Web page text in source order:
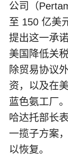
公司（
至 150 亿美
提出这一承
美国降低关
除贸易协议
资，以及在
蓝色氨工厂。
哈达托部长
一揽子方案
以恢复。